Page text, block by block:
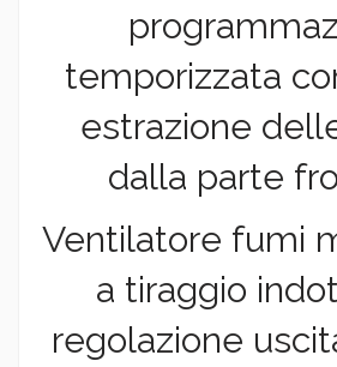
temporizzata
estrazione
dalla parte
Ventilatore fumi
a tiraggio
regolazione